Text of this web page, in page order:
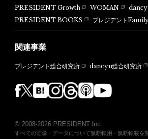
PRESIDENT Growth WOMAN
PRESIDENT BOOKS
プレジデント
関連事業
プレジデント総合研究所 dancyu総合研究所
© 2008-2026 PRESIDENT Inc.
すべての画像・データについて無断転用・無断転載を